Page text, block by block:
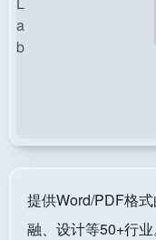
提供Word/PDF格
融、设计等50+行